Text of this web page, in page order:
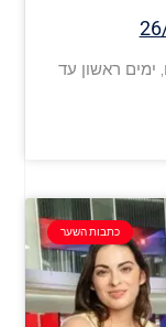
ימים ראשון עד
כתבות השער